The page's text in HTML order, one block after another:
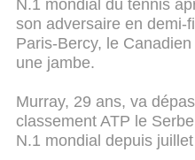
N.1 mondial du tennis
son adversaire en demi-
Paris-Bercy, le
une jambe.
Murray, 29 ans, va
classement ATP le
N.1 mondial depuis